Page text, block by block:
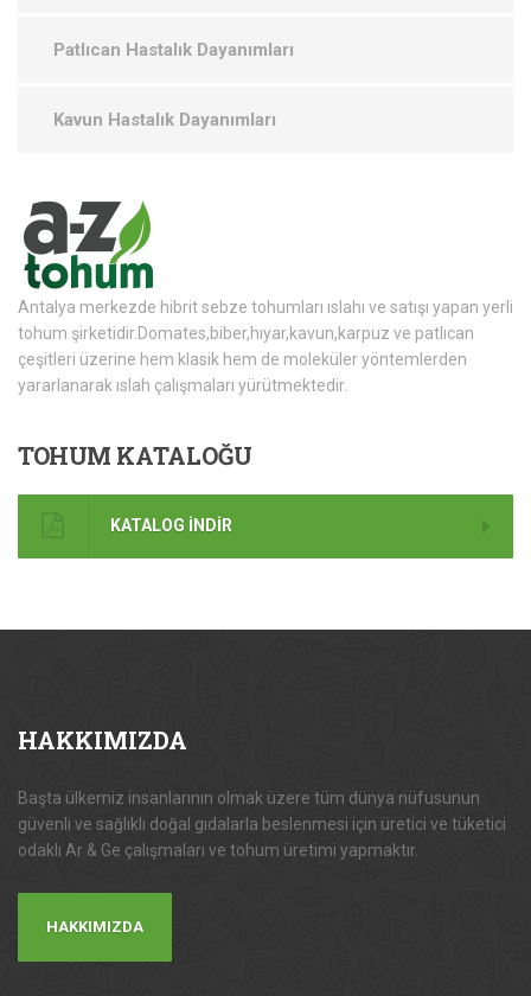
Patlıcan Hastalık Dayanımları
Kavun Hastalık Dayanımları
Antalya merkezde hibrit sebze tohumları ıslahı ve satışı yapan yerli
tohum şirketidir.Domates,biber,hıyar,kavun,karpuz ve patlıcan
çeşitleri üzerine hem klasik hem de moleküler yöntemlerden
yararlanarak ıslah çalışmaları yürütmektedir.
TOHUM KATALOĞU
KATALOG İNDİR
HAKKIMIZDA
Başta ülkemiz insanlarının olmak üzere tüm dünya nüfusunun
güvenli ve sağlıklı doğal gıdalarla beslenmesi için üretici ve tüketici
odaklı Ar & Ge çalışmaları ve tohum üretimi yapmaktır.
HAKKIMIZDA